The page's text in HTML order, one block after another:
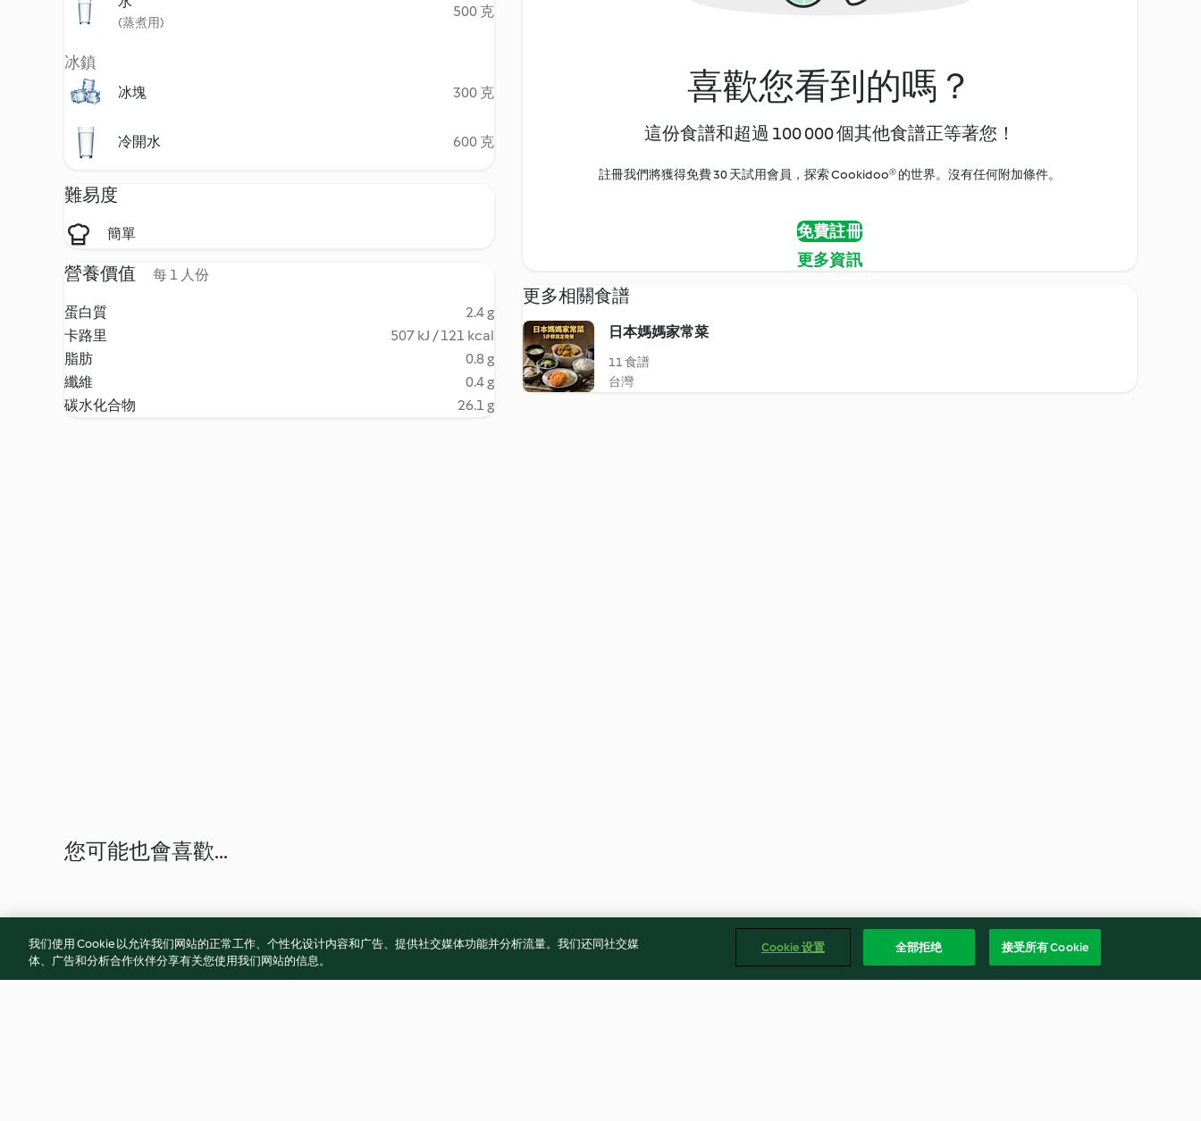
(蒸煮用)
500 克
冰鎮
冰塊 300 克
冷開水 600 克
難易度
簡單
營養價值 每 1 人份
蛋白質
2.4 g
卡路里
507 kJ / 121 kcal
脂肪
0.8 g
纖維
0.4 g
碳水化合物
26.1 g
喜歡您看到的嗎？
這份食譜和超過 100 000 個其他食譜正等著您！
註冊我們將獲得免費 30 天試用會員，探索 Cookidoo® 的世界。沒有任何附加條件。
免費註冊
更多資訊
更多相關食譜
日本媽媽家常菜
11 食譜
台灣
您可能也會喜歡...
我们使用 Cookie 以允许我们网站的正常工作、个性化设计内容和广告、提供社交媒体功能并分析流量。我们还同社交媒
体、广告和分析合作伙伴分享有关您使用我们网站的信息。
Cookie 设置 全部拒绝 接受所有 Cookie